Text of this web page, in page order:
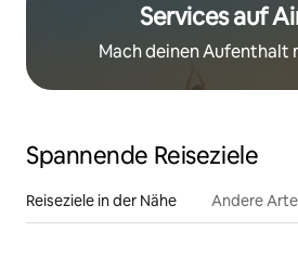
Services auf
Mach deinen Aufenthalt
Spannende Reiseziele
Reiseziele in der Nähe Andere